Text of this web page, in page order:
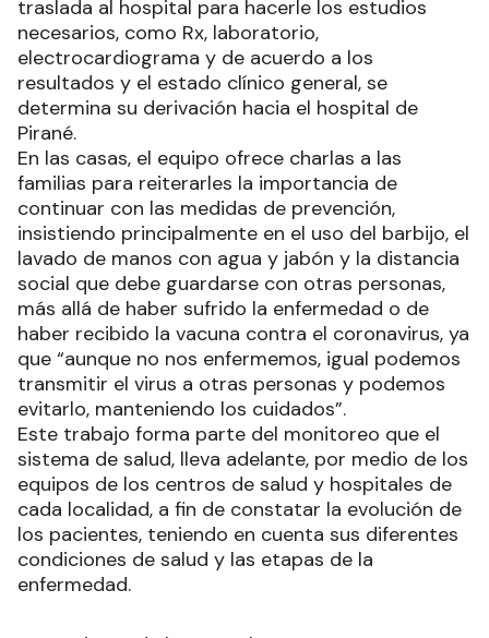
traslada al hospital para hacerle los estudios
necesarios, como Rx, laboratorio,
electrocardiograma y de acuerdo a los
resultados y el estado clínico general, se
determina su derivación hacia el hospital de
Pirané.
En las casas, el equipo ofrece charlas a las
familias para reiterarles la importancia de
continuar con las medidas de prevención,
insistiendo principalmente en el uso del barbijo, el
lavado de manos con agua y jabón y la distancia
social que debe guardarse con otras personas,
más allá de haber sufrido la enfermedad o de
haber recibido la vacuna contra el coronavirus, ya
que “aunque no nos enfermemos, igual podemos
transmitir el virus a otras personas y podemos
evitarlo, manteniendo los cuidados”.
Este trabajo forma parte del monitoreo que el
sistema de salud, lleva adelante, por medio de los
equipos de los centros de salud y hospitales de
cada localidad, a fin de constatar la evolución de
los pacientes, teniendo en cuenta sus diferentes
condiciones de salud y las etapas de la
enfermedad.